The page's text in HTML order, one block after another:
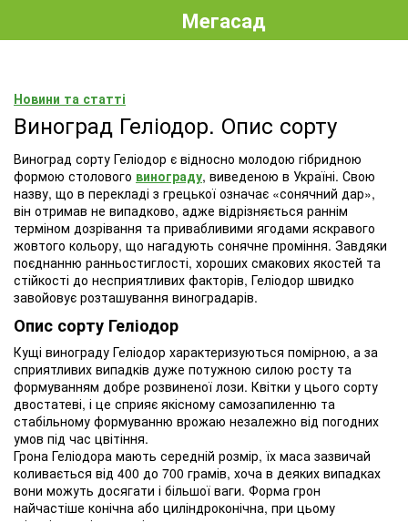
Мегасад
Новини та статті
Виноград Геліодор. Опис сорту
Виноград сорту Геліодор є відносно молодою гібридною
формою столового винограду, виведеною в Україні. Свою
назву, що в перекладі з грецької означає «сонячний дар»,
він отримав не випадково, адже відрізняється раннім
терміном дозрівання та привабливими ягодами яскравого
жовтого кольору, що нагадують сонячне проміння. Завдяки
поєднанню ранньостиглості, хороших смакових якостей та
стійкості до несприятливих факторів, Геліодор швидко
завойовує розташування виноградарів.
Опис сорту Геліодор
Кущі винограду Геліодор характеризуються помірною, а за
сприятливих випадків дуже потужною силою росту та
формуванням добре розвиненої лози. Квітки у цього сорту
двостатеві, і це сприяє якісному самозапиленню та
стабільному формуванню врожаю незалежно від погодних
умов під час цвітіння.
Грона Геліодора мають середній розмір, їх маса зазвичай
коливається від 400 до 700 грамів, хоча в деяких випадках
вони можуть досягати і більшої ваги. Форма грон
найчастіше конічна або циліндроконічна, при цьому